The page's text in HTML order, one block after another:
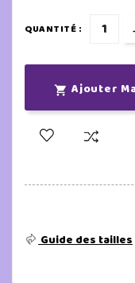
QUANTITÉ :
 Ajouter
Guide des tailles